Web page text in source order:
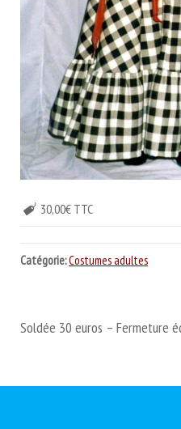
30,00€ TTC
Catégorie:Costumes adultes
Soldée 30 euros – Fermeture